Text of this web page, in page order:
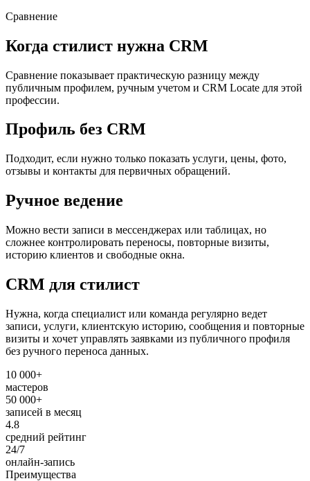
Сравнение
Когда стилист нужна CRM
Сравнение показывает практическую разницу между
публичным профилем, ручным учетом и CRM Locate для этой
профессии.
Профиль без CRM
Подходит, если нужно только показать услуги, цены, фото,
отзывы и контакты для первичных обращений.
Ручное ведение
Можно вести записи в мессенджерах или таблицах, но
сложнее контролировать переносы, повторные визиты,
историю клиентов и свободные окна.
CRM для стилист
Нужна, когда специалист или команда регулярно ведет
записи, услуги, клиентскую историю, сообщения и повторные
визиты и хочет управлять заявками из публичного профиля
без ручного переноса данных.
10 000+
мастеров
50 000+
записей в месяц
4.8
средний рейтинг
24/7
онлайн-запись
Преимущества